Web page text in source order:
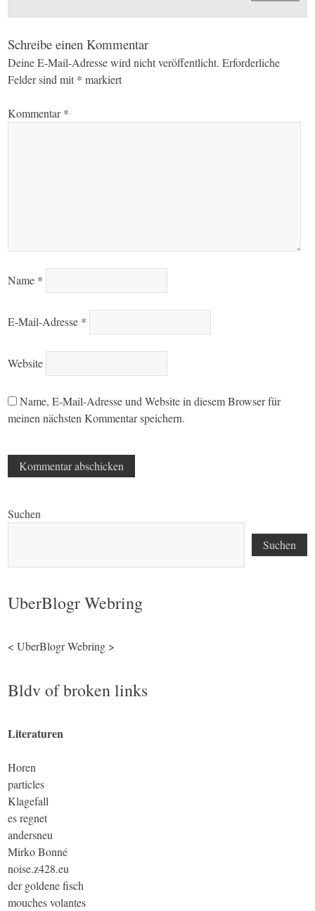
Schreibe einen Kommentar
Deine E-Mail-Adresse wird nicht veröffentlicht. Erforderliche
Felder sind mit * markiert
Kommentar*
Name *
E-Mail-Adresse *
Website
Name, E-Mail-Adresse und Website in diesem Browser für
meinen nächsten Kommentar speichern.
Suchen
Suchen
UberBlogr Webring
< UberBlogr Webring >
Bldv of broken links
Literaturen
Horen
particles
Klagefall
es regnet
andersneu
Mirko Bonné
noise.z428.eu
der goldene fisch
mouches volantes